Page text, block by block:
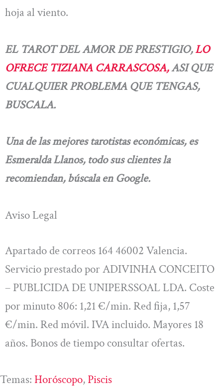
hoja al viento.
EL TAROT DEL AMOR DE PRESTIGIO,LO
OFRECE TIZIANA CARRASCOSA,ASI QUE
CUALQUIER PROBLEMA QUE TENGAS,
BUSCALA.
Una de las mejores tarotistas económicas, es
Esmeralda Llanos, todo sus clientes la
recomiendan,búscala en Google.
Aviso Legal
Apartado de correos 164 46002 Valencia.
Servicio prestado por ADIVINHA CONCEITO
– PUBLICIDA DE UNIPERSSOAL LDA. Coste
por minuto 806: 1,21 €/min. Red fija, 1,57
€/min. Red móvil. IVA incluido. Mayores 18
años. Bonos de tiempo consultar ofertas.
Temas: Horóscopo, Piscis